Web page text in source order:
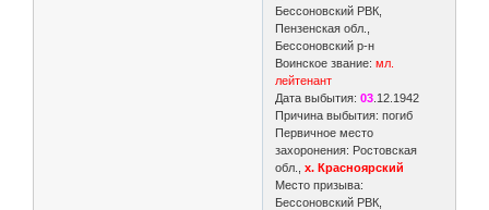
Бессоновский РВК,
Пензенская обл.,
Бессоновский р-н
Воинское звание: мл.
лейтенант
Дата выбытия: 03 .12.1942
Причина выбытия: погиб
Первичное место
захоронения: Ростовская
обл.,х. Красноярский
Место призыва:
Бессоновский РВК,